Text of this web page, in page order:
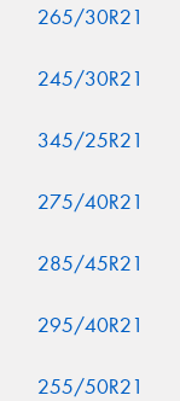
265/30R21
245/30R21
345/25R21
275/40R21
285/45R21
295/40R21
255/50R21